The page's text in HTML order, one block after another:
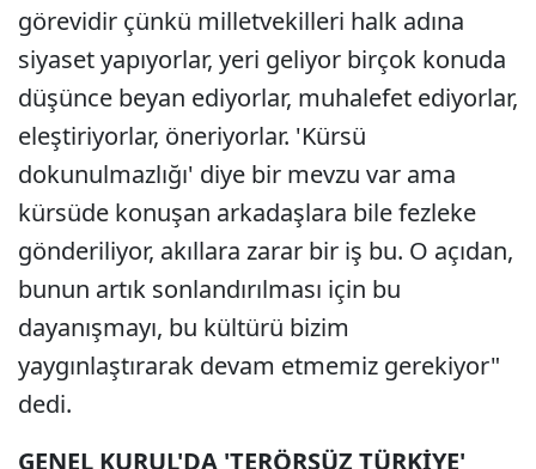
görevidir çünkü milletvekilleri halk adına
siyaset yapıyorlar, yeri geliyor birçok konuda
düşünce beyan ediyorlar, muhalefet ediyorlar,
eleştiriyorlar, öneriyorlar. 'Kürsü
dokunulmazlığı' diye bir mevzu var ama
kürsüde konuşan arkadaşlara bile fezleke
gönderiliyor, akıllara zarar bir iş bu. O açıdan,
bunun artık sonlandırılması için bu
dayanışmayı, bu kültürü bizim
yaygınlaştırarak devam etmemiz gerekiyor"
dedi.
GENEL KURUL'DA 'TERÖRSÜZ TÜRKİYE'